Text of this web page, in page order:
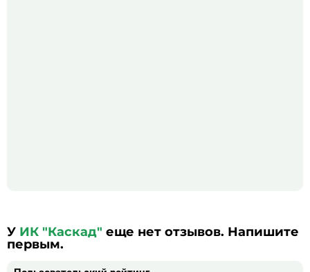
У ИК "Каскад" еще нет отзывов. Напишите
первым.